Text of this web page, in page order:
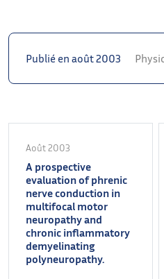
Publié en août 2003
Août 2003
A prospective
evaluation of phrenic
nerve conduction in
multifocal motor
neuropathy and
chronic inflammatory
demyelinating
polyneuropathy.